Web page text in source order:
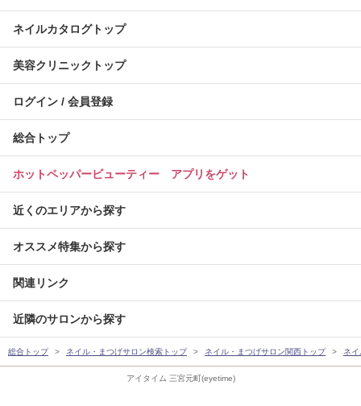
アイタイム 三宮元町(eyetime)
ネイルカタログトップ
美容クリニックトップ
ログイン / 会員登録
総合トップ
ホットペッパービューティー アプリをゲット
近くのエリアから探す
オススメ特集から探す
関連リンク
近隣のサロンから探す
総合トップ ネイル・まつげサロン検索トップ ネイル・まつげサロン関西トップ ネ